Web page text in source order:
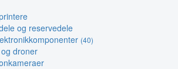
og reservedele
(40)
droner